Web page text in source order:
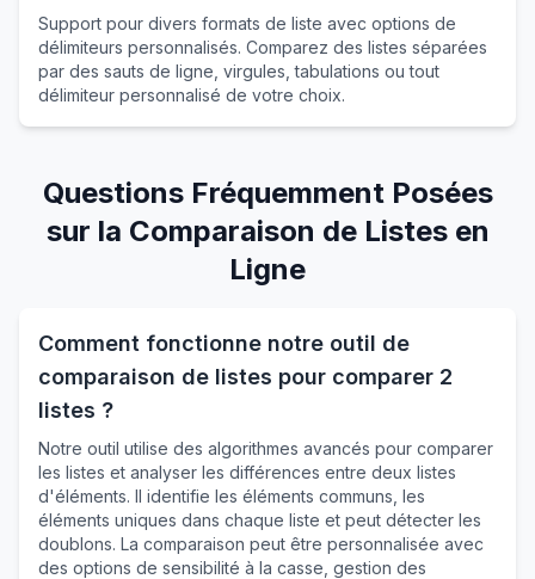
Support pour divers formats de liste avec options de
délimiteurs personnalisés. Comparez des listes séparées
par des sauts de ligne, virgules, tabulations ou tout
délimiteur personnalisé de votre choix.
Questions Fréquemment Posées
sur la Comparaison de Listes en
Ligne
Comment fonctionne notre outil de
comparaison de listes pour comparer 2
listes ?
Notre outil utilise des algorithmes avancés pour comparer
les listes et analyser les différences entre deux listes
d'éléments. Il identifie les éléments communs, les
éléments uniques dans chaque liste et peut détecter les
doublons. La comparaison peut être personnalisée avec
des options de sensibilité à la casse, gestion des